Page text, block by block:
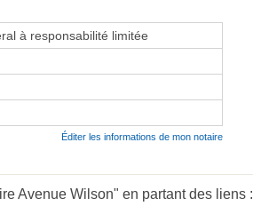
à responsabilité limitée
Éditer les informations de mon notaire
Avenue Wilson" en partant des liens :